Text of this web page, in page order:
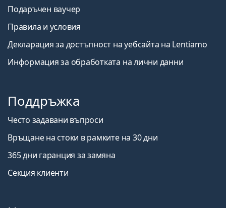
Подаръчен ваучер
Правила и условия
Декларация за достъпност на уебсайта на Lentiamo
Информация за обработката на лични данни
Поддръжка
Често задавани въпроси
Връщане на стоки в рамките на 30 дни
365 дни гаранция за замяна
Секция клиенти